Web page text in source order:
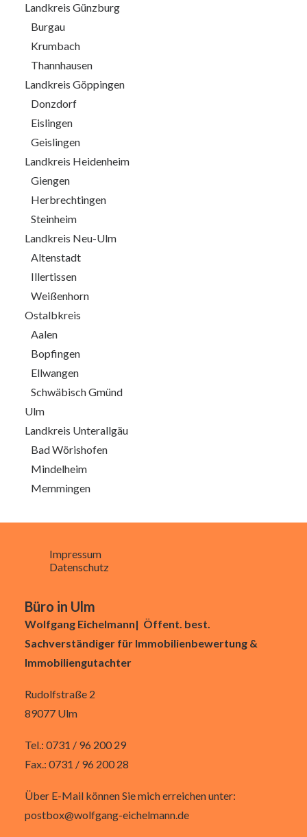
Landkreis Günzburg
Burgau
Krumbach
Thannhausen
Landkreis Göppingen
Donzdorf
Eislingen
Geislingen
Landkreis Heidenheim
Giengen
Herbrechtingen
Steinheim
Landkreis Neu-Ulm
Altenstadt
Illertissen
Weißenhorn
Ostalbkreis
Aalen
Bopfingen
Ellwangen
Schwäbisch Gmünd
Ulm
Landkreis Unterallgäu
Bad Wörishofen
Mindelheim
Memmingen
Impressum
Datenschutz
Büro in Ulm
Wolfgang Eichelmann| Öffent. best.
Sachverständiger für Immobilienbewertung &
Immobiliengutachter
Rudolfstraße 2
89077 Ulm
Tel.: 0731 / 96 200 29
Fax.: 0731 / 96 200 28
Über E-Mail können Sie mich erreichen unter:
postbox@wolfgang-eichelmann.de